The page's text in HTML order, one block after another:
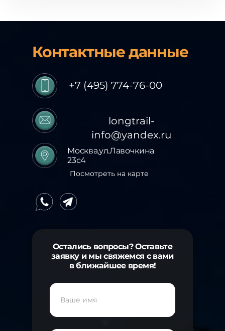
Москва,ул.Лавочкина
23с4
Контактные данные
Остались вопросы? Оставьте
заявку и мы свяжемся с вами
в ближайшее время!
Посмотреть на карте
+7 (495) 774-76-00
longtrail-
info@yandex.ru